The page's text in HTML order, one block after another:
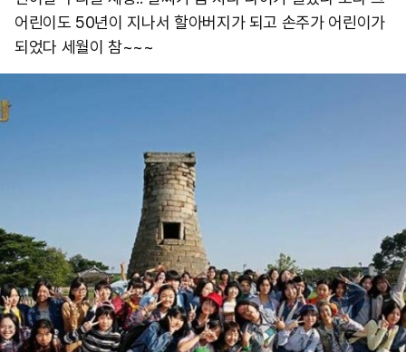
어린이도 50년이 지나서 할아버지가 되고 손주가 어린이가
되었다 세월이 참~~~